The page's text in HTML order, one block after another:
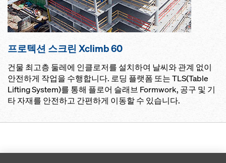
프로텍션 스크린 Xclimb 60
건물 최고층 둘레에 인클로저를 설치하여 날씨와 관계 없이
안전하게 작업을 수행합니다. 로딩 플랫폼 또는 TLS(Table
Lifting System)를 통해 플로어 슬래브 Formwork, 공구 및 기
타 자재를 안전하고 간편하게 이동할 수 있습니다.